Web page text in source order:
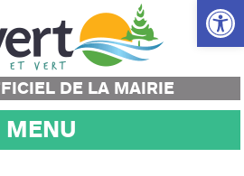
Ouvrir
DE LA MAIRIE
MENU